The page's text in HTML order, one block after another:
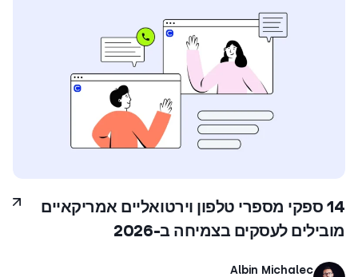
14 ספקי מספרי טלפון וירטואליים אמריקאיים
מובילים לעסקים בצמיחה ב-2026
Albin Michalec